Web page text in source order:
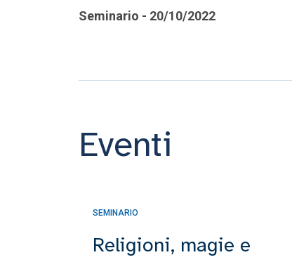
Seminario - 20/10/2022
Eventi
SEMINARIO
Religioni, magie e